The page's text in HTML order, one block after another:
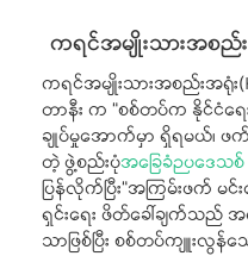
ကရင်အမျိုးသားအစည်း
ကရင်အမျိုးသားအစည်းအရုံး
တာနီး က “စစ်တပ်က နိုင်ငံ
ချုပ်မှုအောက်မှာ ရှိရမယ်၊
တဲ့ ဖွဲ့စည်းပုံအခြေခံဉပဒေ
ပြန်လိုက်ပြီး“အကြမ်းဖက် မ
ရှင်းရေး ဖိတ်ခေါ်ချက်သည်
သာဖြစ်ပြီး စစ်တပ်ကျူးလွန်